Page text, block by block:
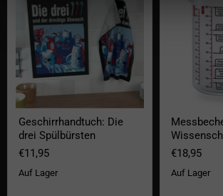
Geschirrhandtuch: Die
drei Spülbürsten
€11,95
Auf Lager
€18,95
Auf Lager